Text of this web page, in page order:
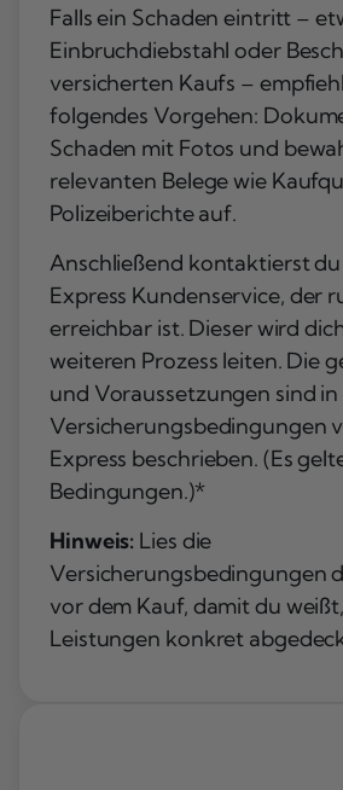
Falls ein Schaden eintritt –
Einbruchdiebstahl oder
versicherten Kaufs –
folgendes Vorgehen:
Schaden mit Fotos und
relevanten Belege wie
Polizeiberichte auf.
Anschließend kontaktierst
Express Kundenservice, der
erreichbar ist. Dieser wird
weiteren Prozess leiten. Die
und Voraussetzungen sind
Versicherungsbedingungen
Express beschrieben. (Es
Bedingungen.)*
Hinweis: Lies die
Versicherungsbedingungen
vor dem Kauf, damit du
Leistungen konkret